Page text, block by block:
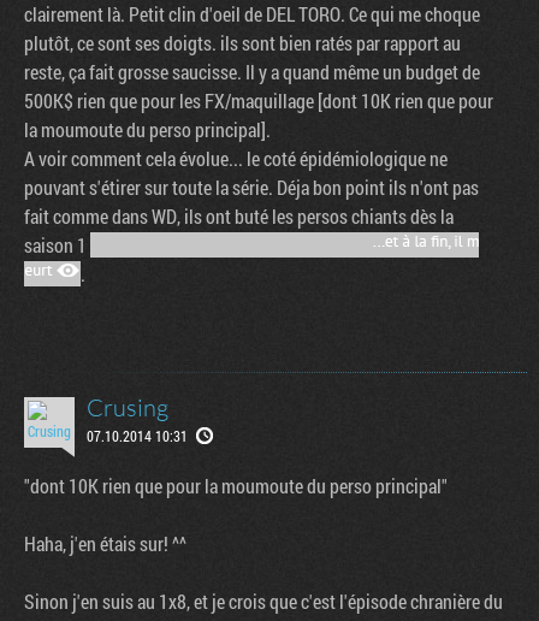
clairement là. Petit clin d'oeil de DEL TORO. Ce qui me choque
plutôt, ce sont ses doigts. ils sont bien ratés par rapport au
reste, ça fait grosse saucisse. Il y a quand même un budget de
500K$ rien que pour les FX/maquillage [dont 10K rien que pour
la moumoute du perso principal].
A voir comment cela évolue... le coté épidémiologique ne
pouvant s'étirer sur toute la série. Déja bon point ils n'ont pas
fait comme dans WD, ils ont buté les persos chiants dès la
saison 1
.
Crusing
07.10.2014 10:31
"dont 10K rien que pour la moumoute du perso principal"
Haha, j'en étais sur! ^^
Sinon j'en suis au 1x8, et je crois que c'est l'épisode chranière du